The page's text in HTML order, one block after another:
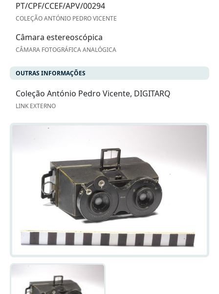
PT/CPF/CCEF/APV/00294
COLEÇÃO ANTÓNIO PEDRO VICENTE
Câmara estereoscópica
CÂMARA FOTOGRÁFICA ANALÓGICA
OUTRAS INFORMAÇÕES
Coleção António Pedro Vicente, DIGITARQ
LINK EXTERNO